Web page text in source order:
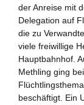
der Anreise mit
Delegation auf
die zu
viele freiwillige
Hauptbahnhof.
Methling ging
beschäftigt. Ein